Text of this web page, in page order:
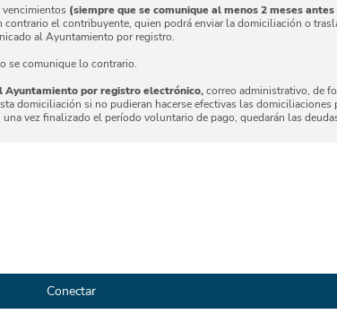
(siempre que se comunique al menos 2 meses
el contribuyente, quien podrá enviar la domiciliación o
al Ayuntamiento por registro.
se comunique lo contrario.
Ayuntamiento por registro electrónico,correo administrativo, de
domiciliación si no pudieran hacerse efectivas las
vez finalizado el período voluntario de pago, quedarán las